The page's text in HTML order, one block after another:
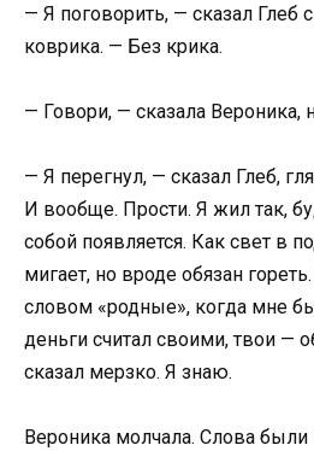
— Я поговорить, — сказал Глеб
коврика. — Без крика.
— Говори, — сказала Вероника,
— Я перегнул, — сказал Глеб,
И вообще. Прости. Я жил так,
собой появляется. Как свет в
мигает, но вроде обязан
словом «родные», когда мне
деньги считал своими, твои —
сказал мерзко. Я знаю.
Вероника молчала. Слова